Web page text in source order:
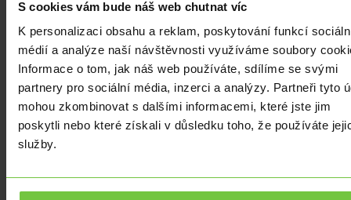
S cookies vám bude náš web chutnat víc
K personalizaci obsahu a reklam, poskytování funkcí
médií a analýze naší návštěvnosti využíváme soubory
Informace o tom, jak náš web používáte, sdílíme se svými
partnery pro sociální média, inzerci a analýzy. Partneři tyto
mohou zkombinovat s dalšími informacemi, které jste jim
poskytli nebo které získali v důsledku toho, že používáte
služby.
především
snížil
těch,
kteří
počítají
se
zhoršením
finanční